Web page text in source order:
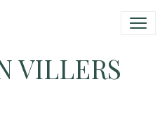
VILLERS